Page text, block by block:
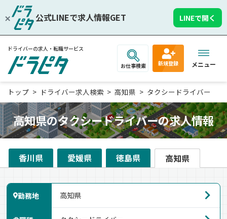
公式LINEで求人情報GET LINEで開く
ドライバーの求人・転職サービス
お仕事検索 新規登録 メニュー
トップ ドライバー求人検索 高知県 タクシードライバー
高知県のタクシードライバーの求人情報
香川県 愛媛県 徳島県 高知県
勤務地